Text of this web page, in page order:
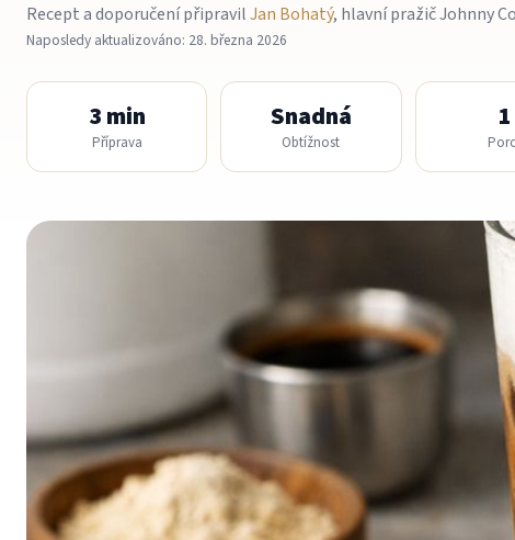
Recept a doporučení připravilJan Bohatý, hlavní pražič Johnny
Naposledy aktualizováno: 28. března 2026
3 min
Příprava
Snadná
Obtížnost
1